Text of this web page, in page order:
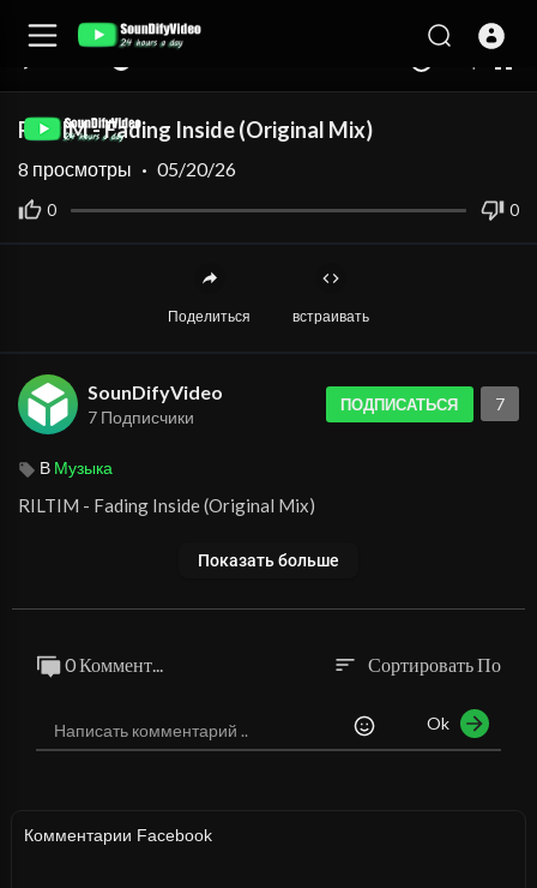
RILTIM - Fading Inside (Original Mix)
0 0
8 просмотры · 05/20/26
Поделиться встраивать
SounDifyVideo
7 Подписчики
ПОДПИСАТЬСЯ 7
В Музыка
⁣RILTIM - Fading Inside (Original Mix)
Показать больше
0 Коммент... sort Сортировать По
Ok
Комментарии Facebook